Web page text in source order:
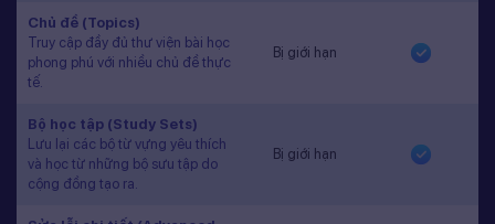
Chủ đề (Topics)
Truy cập đầy đủ thư viện bài học
phong phú với nhiều chủ đề thực
tế.
Bị giới hạn
Bộ học tập (Study Sets)
Lưu lại các bộ từ vựng yêu thích
và học từ những bộ sưu tập do
cộng đồng tạo ra.
Bị giới hạn